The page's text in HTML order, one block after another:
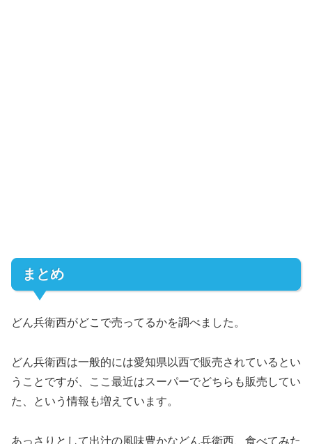
まとめ
どん兵衛西がどこで売ってるかを調べました。
どん兵衛西は一般的には愛知県以西で販売されているとい
うことですが、ここ最近はスーパーでどちらも販売してい
た、という情報も増えています。
あっさりとして出汁の風味豊かなどん兵衛西、食べてみた